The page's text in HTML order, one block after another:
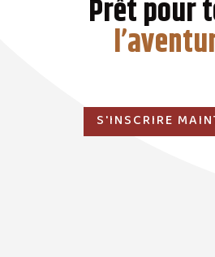
Prêt pour
S'INSCRIRE